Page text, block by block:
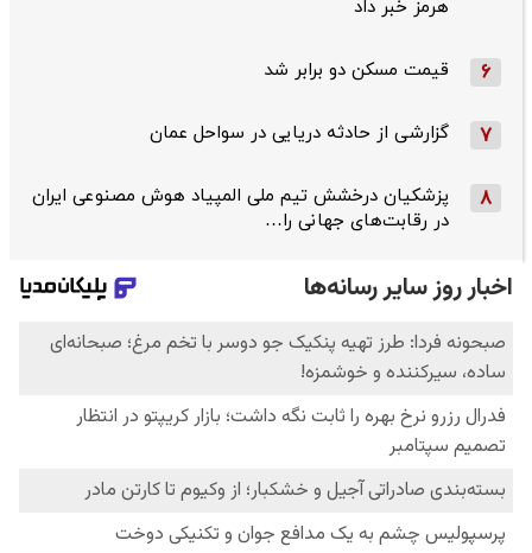
هرمز خبر داد
6 قیمت مسکن دو برابر شد
7 گزارشی از حادثه دریایی در سواحل عمان
8
پزشکیان درخشش تیم ملی المپیاد هوش مصنوعی ایران
در رقابت‌های جهانی را…